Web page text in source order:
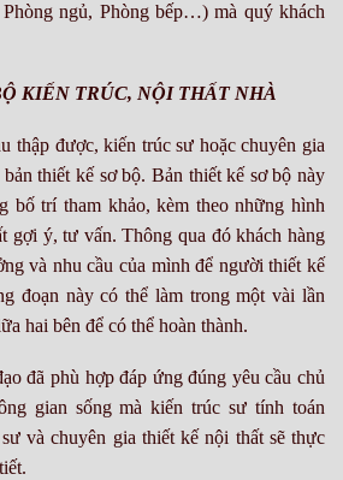
ngủ, Phòng bếp…) mà quý khách
KIẾN TRÚC, NỘI THẤT NHÀ
thập được, kiến trúc sư hoặc chuyên gia
thiết kế sơ bộ. Bản thiết kế sơ bộ này
bố trí tham khảo, kèm theo những hình
gợi ý, tư vấn. Thông qua đó khách hàng
và nhu cầu của mình để người thiết kế
đoạn này có thể làm trong một vài lần
hai bên để có thể hoàn thành.
đã phù hợp đáp ứng đúng yêu cầu chủ
gian sống mà kiến trúc sư tính toán
và chuyên gia thiết kế nội thất sẽ thực